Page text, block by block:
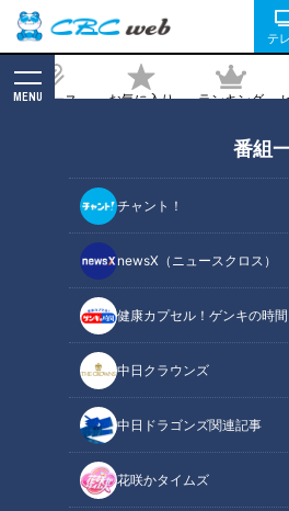
テ
ニュース お気に入り ランキング
MENU
番組
チャント！
newsX（ニュースクロス）
健康カプセル！ゲンキの時間
中日クラウンズ
中日ドラゴンズ関連記事
花咲かタイムズ
顔ムニムニ”に悶絶者が多
られた飼育員の目的
2020/10/20 19:00